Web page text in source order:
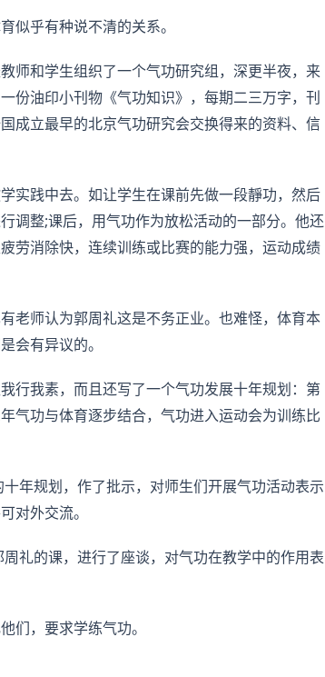
似乎有种说不清的关系。
师和学生组织了一个气功研究组，深更半夜，来
份油印小刊物《气功知识》，每期二三万字，刊
成立最早的北京气功研究会交换得来的资料、信
实践中去。如让学生在课前先做一段靜功，然后
调整;课后，用气功作为放松活动的一部分。他还
劳消除快，连续训练或比赛的能力强，运动成绩
老师认为郭周礼这是不务正业。也难怪，体育本
会有异议的。
行我素，而且还写了一个气功发展十年规划：第
气功与体育逐步结合，气功进入运动会为训练比
年规划，作了批示，对师生们开展气功活动表示
对外交流。
礼的课，进行了座谈，对气功在教学中的作用表
们，要求学练气功。